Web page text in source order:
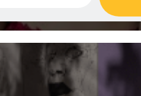
3 000 грн
2 000 грн